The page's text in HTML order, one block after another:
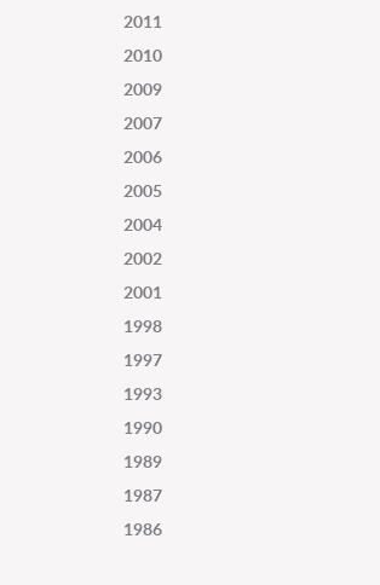
2011
2010
2009
2007
2006
2005
2004
2002
2001
1998
1997
1993
1990
1989
1987
1986